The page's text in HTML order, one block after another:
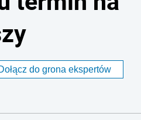
do grona ekspertów